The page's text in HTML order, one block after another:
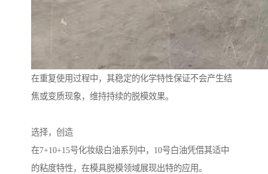
在重复使用过程中，其稳定的化学特性保证不会产生结
焦或变质现象，维持持续的脱模效果。
选择，创造
在7+10+15号化妆级白油系列中，10号白油凭借其适中
的粘度特性，在模具脱模领域展现出特的应用。